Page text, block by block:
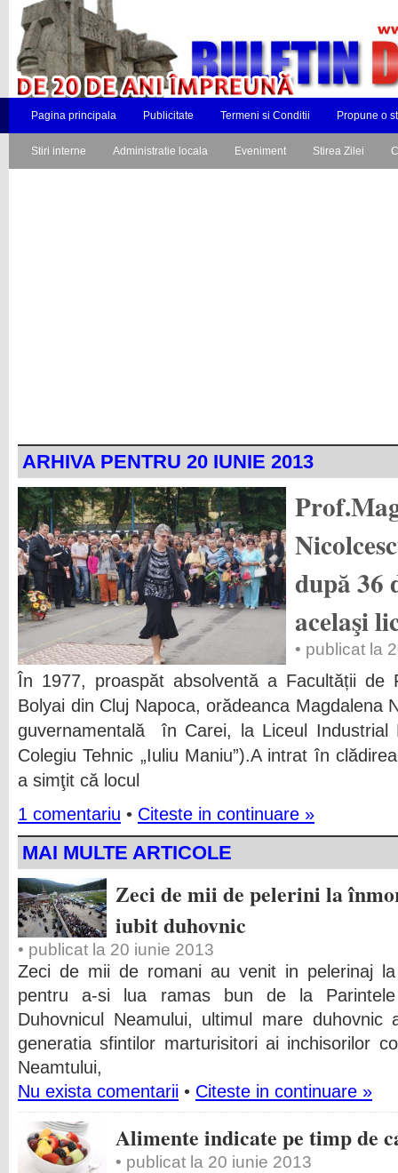
Pagina principala Publicitate Termeni si Conditii Propune o
Stiri interne Administratie locala Eveniment Stirea Zilei
ARHIVA PENTRU 20 IUNIE 2013
după 36
acelaşi
• publicat la
În 1977, proaspăt absolventă a Facultății de
Bolyai din Cluj Napoca, orădeanca Magdalena
guvernamentală în Carei, la Liceul Industrial
Colegiu Tehnic „Iuliu Maniu”).A intrat în
a simţit că locul
1 comentariu • Citeste in continuare »
MAI MULTE ARTICOLE
Zeci de mii de pelerini la
iubit duhovnic
• publicat la 20 iunie 2013
Zeci de mii de romani au venit in pelerinaj
pentru a-si lua ramas bun de la
Duhovnicul Neamului, ultimul mare duhovnic
generatia sfintilor marturisitori ai inchisorilor
Neamtului,
Nu exista comentarii • Citeste in continuare »
Alimente indicate pe timp de
• publicat la 20 iunie 2013